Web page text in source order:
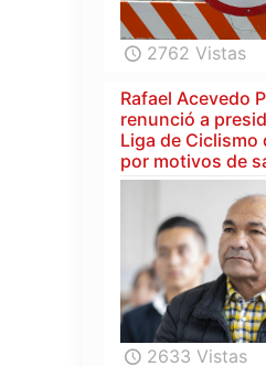
2762 Vistas
Rafael Acevedo
renunció a
Liga de Ciclismo
por motivos de
2633 Vistas